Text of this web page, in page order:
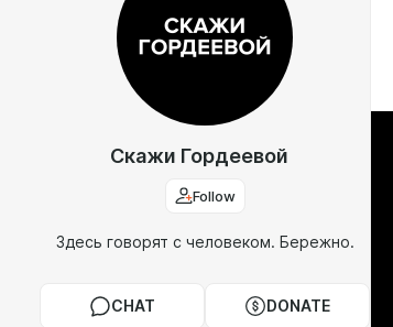
Скажи Гордеевой
Follow
Здесь говорят с человеком. Бережно.
CHAT DONATE